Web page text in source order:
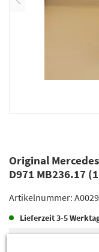
Original
D971 MB236.17
Artikelnummer:
Lieferzeit3-5